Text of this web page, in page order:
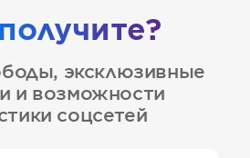
эксклюзивные
и возможности
соцсетей